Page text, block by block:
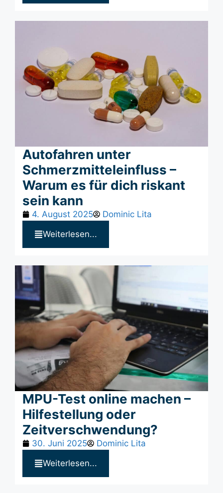
Autofahren unter
Schmerzmitteleinfluss –
Warum es für dich riskant
sein kann
4. August 2025
Dominic Lita
Weiterlesen...
MPU-Test online machen –
Hilfestellung oder
Zeitverschwendung?
30. Juni 2025
Dominic Lita
Weiterlesen...